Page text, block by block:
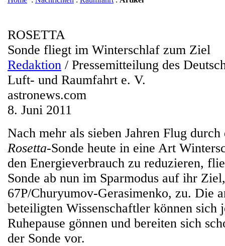
ROSETTA
Sonde fliegt im Winterschlaf zum Ziel
Redaktion / Pressemitteilung des
Luft- und Raumfahrt e. V.
astronews.com
8. Juni 2011
Nach mehr als sieben Jahren Flug
Rosetta-Sonde heute in eine Art
den Energieverbrauch zu reduzieren,
Sonde ab nun im Sparmodus auf ihr
67P/Churyumov-Gerasimenko, zu. Die
beteiligten Wissenschaftler können sich
Ruhepause gönnen und bereiten sich
der Sonde vor.